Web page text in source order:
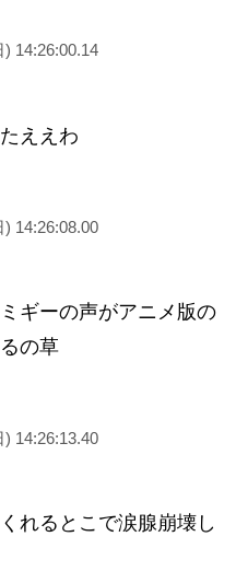
) 14:26:00.14
ええわ
) 14:26:08.00
ギーの声がアニメ版の
の草
) 14:26:13.40
れるとこで涙腺崩壊し